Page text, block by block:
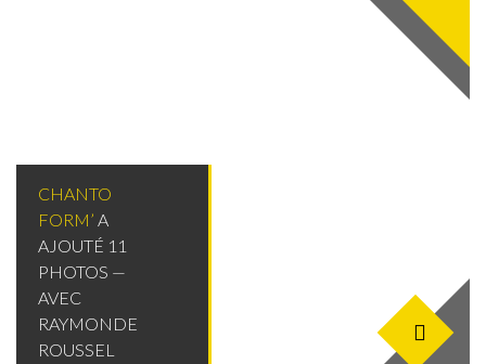
CHANTO
FORM’ A
AJOUTÉ 11
PHOTOS —
AVEC
RAYMONDE
ROUSSEL